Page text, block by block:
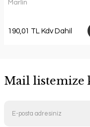
Marlin
190,01 TL Kdv Dahil
Mail listemize